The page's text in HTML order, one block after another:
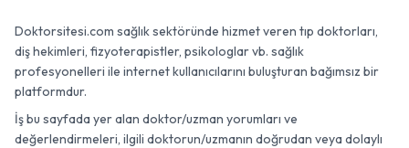
Doktorsitesi.com sağlık sektöründe hizmet veren tıp doktorları,
diş hekimleri, fizyoterapistler, psikologlar vb. sağlık
profesyonelleri ile internet kullanıcılarını buluşturan bağımsız bir
platformdur.
İş bu sayfada yer alan doktor/uzman yorumları ve
değerlendirmeleri, ilgili doktorun/uzmanın doğrudan veya dolaylı